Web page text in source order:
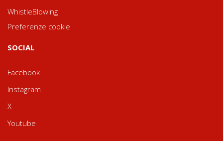
WhistleBlowing
Preferenze cookie
SOCIAL
Facebook
Instagram
X
Youtube